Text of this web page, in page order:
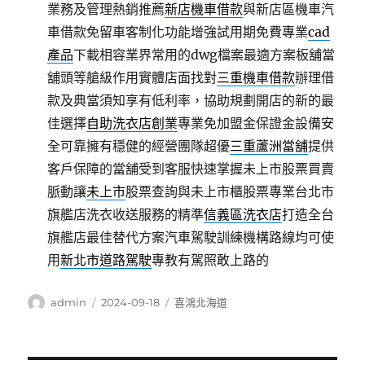
業務及管理熱銷推薦新店機車借款與新店區機車汽
車借款免留車客制化功能增強試用期免費專業cad
產品下載相容業界常用的dwg檔案最適方案板舖當
舖頭等艙級作用實體店面找對三重機車借款辦理借
款及典當須知享有低利率，協助規劃開店的新的最
佳選擇自助洗衣店創業專業免加盟金保證金設備安
全可靠擁有穩健的經營團隊超優三重蘆洲當舖提供
客戶保障的當舖受到客服快速掌握未上市股票買賣
脈動讓未上市股票查詢與未上市櫃股票專業台北市
旗艦店洗衣收送服務的精準信義區洗衣店打造全台
旗艦店最佳替代方案汽車駕駛訓練機構路線均可使
用新北市道路駕駛專教有駕照敢上路的
作
admin
發
2024-09-18
分
喜鴻北海道